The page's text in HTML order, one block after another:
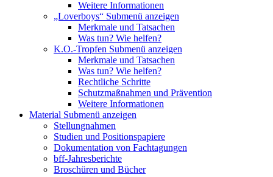
Weitere Informationen
„Loverboys“ Submenü anzeigen
Merkmale und Tatsachen
Was tun? Wie helfen?
K.O.-Tropfen Submenü anzeigen
Merkmale und Tatsachen
Was tun? Wie helfen?
Rechtliche Schritte
Schutzmaßnahmen und Prävention
Weitere Informationen
Material Submenü anzeigen
Stellungnahmen
Studien und Positionspapiere
Dokumentation von Fachtagungen
bff-Jahresberichte
Broschüren und Bücher